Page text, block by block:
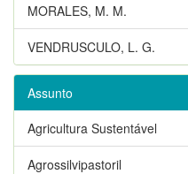
MORALES, M. M.
VENDRUSCULO, L. G.
Assunto
Agricultura Sustentável
Agrossilvipastoril